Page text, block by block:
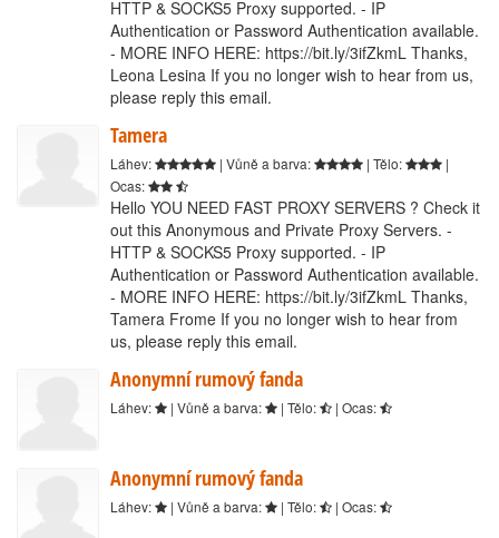
HTTP & SOCKS5 Proxy supported. - IP
Authentication or Password Authentication available.
- MORE INFO HERE: https://bit.ly/3ifZkmL Thanks,
Leona Lesina If you no longer wish to hear from us,
please reply this email.
Tamera
Láhev: | Vůně a barva: | Tělo:
|
Ocas:
Hello YOU NEED FAST PROXY SERVERS ? Check it
out this Anonymous and Private Proxy Servers. -
HTTP & SOCKS5 Proxy supported. - IP
Authentication or Password Authentication available.
- MORE INFO HERE: https://bit.ly/3ifZkmL Thanks,
Tamera Frome If you no longer wish to hear from
us, please reply this email.
Anonymní rumový fanda
Láhev: | Vůně a barva: | Tělo: | Ocas:
Anonymní rumový fanda
Láhev: | Vůně a barva: | Tělo: | Ocas: